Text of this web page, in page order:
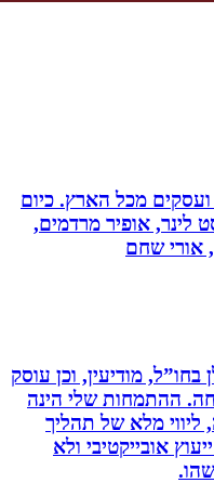
מכל הארץ. כיום
אופיר מרדמים,
שחם
מודיעין, וכן עוסק
ההתמחות שלי הינה
מלא של תהליך
אובייקטיבי ולא